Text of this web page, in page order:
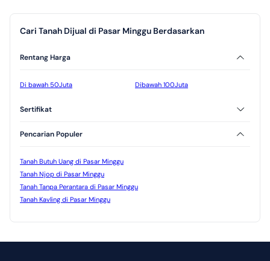
Cari Tanah Dijual di Pasar Minggu Berdasarkan
Rentang Harga
Di bawah 50Juta Dibawah 100Juta
Sertifikat
SHM
Pencarian Populer
Tanah Butuh Uang di Pasar Minggu
Tanah Njop di Pasar Minggu
Tanah Tanpa Perantara di Pasar Minggu
Tanah Kavling di Pasar Minggu